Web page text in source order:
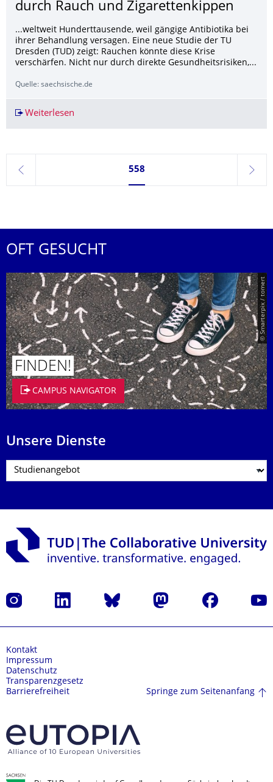
durch Rauch und Zigarettenkippen
...weltweit Hunderttausende, weil gängige Antibiotika bei
ihrer Behandlung versagen. Eine neue Studie der TU
Dresden (TUD) zeigt: Rauchen könnte diese Krise
verschärfen. Nicht nur durch direkte Gesundheitsrisiken,...
Quelle: saechsische.de
Weiterlesen
zurück
Seite 558, aktuell ausgewählt
558
weiter
OFT GESUCHT
© Smarterpix / tomert
FINDEN!
CAMPUS NAVIGATOR
Unsere Dienste
Instagram LinkedIn Bluesky Mastodon Facebook
Kontakt
Impressum
Datenschutz
Transparenzgesetz
Barrierefreiheit
Springe zum Seitenanfang